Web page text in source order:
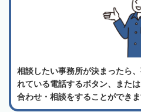
相談したい事務所が決まったら
れている電話するボタン、また
合わせ・相談をすることができま